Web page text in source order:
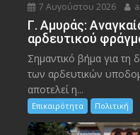
7 Αυγούστου 2026
Γ. Αμυράς:
αρδευτικού
Σημαντικό βήμα για τη
των αρδευτικών
αποτελεί η...
Επικαιρότητα Πολιτική